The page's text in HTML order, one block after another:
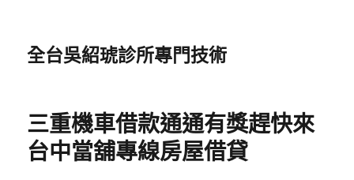
全台吳紹琥診所專門技術
三重機車借款通通有獎趕快來
台中當舖專線房屋借貸